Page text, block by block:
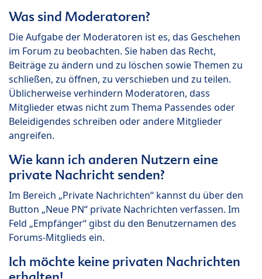
Was sind Moderatoren?
Die Aufgabe der Moderatoren ist es, das Geschehen
im Forum zu beobachten. Sie haben das Recht,
Beiträge zu ändern und zu löschen sowie Themen zu
schließen, zu öffnen, zu verschieben und zu teilen.
Üblicherweise verhindern Moderatoren, dass
Mitglieder etwas nicht zum Thema Passendes oder
Beleidigendes schreiben oder andere Mitglieder
angreifen.
Wie kann ich anderen Nutzern eine
private Nachricht senden?
Im Bereich „Private Nachrichten“ kannst du über den
Button „Neue PN“ private Nachrichten verfassen. Im
Feld „Empfänger“ gibst du den Benutzernamen des
Forums-Mitglieds ein.
Ich möchte keine privaten Nachrichten